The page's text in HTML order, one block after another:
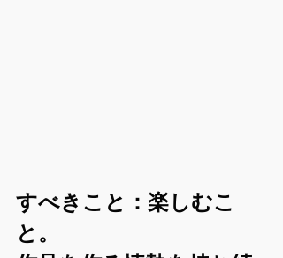
すべきこと：楽しむこ
と。